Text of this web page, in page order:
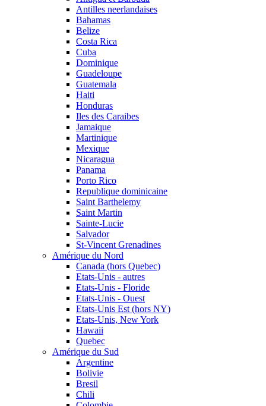
Antilles neerlandaises
Bahamas
Belize
Costa Rica
Cuba
Dominique
Guadeloupe
Guatemala
Haiti
Honduras
Iles des Caraibes
Jamaique
Martinique
Mexique
Nicaragua
Panama
Porto Rico
Republique dominicaine
Saint Barthelemy
Saint Martin
Sainte-Lucie
Salvador
St-Vincent Grenadines
Amérique du Nord
Canada (hors Quebec)
Etats-Unis - autres
Etats-Unis - Floride
Etats-Unis - Ouest
Etats-Unis Est (hors NY)
Etats-Unis, New York
Hawaii
Quebec
Amérique du Sud
Argentine
Bolivie
Bresil
Chili